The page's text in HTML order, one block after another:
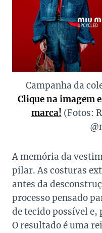
Campanha da
Clique na imagem
marca! (Fotos:
A memória da
pilar. As costuras
antes da
processo pensado
de tecido possível
O resultado é uma